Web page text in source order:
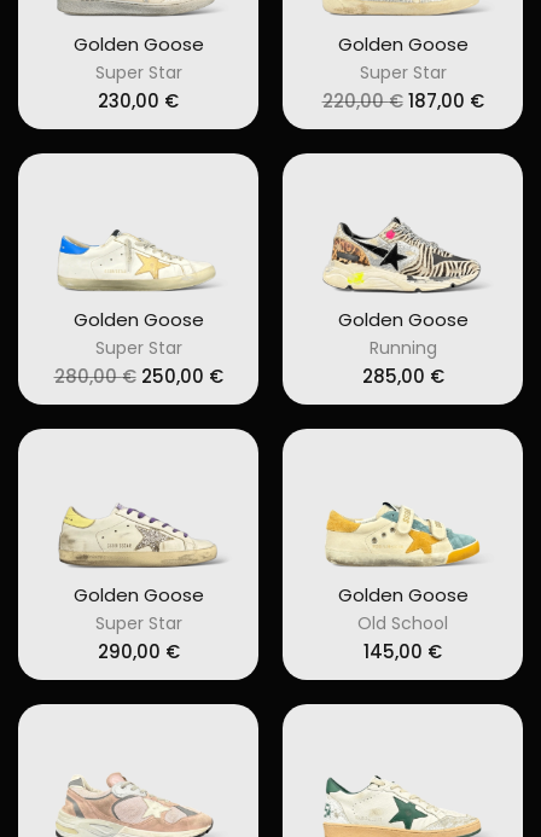
Golden Goose
Super Star
230,00 €
Golden Goose
Super Star
220,00€ Original
price
was:
220,00 €.
187,00 €
price
is:
Golden Goose
Super Star
280,00€ Original
280,00 €.
250,00 €Current
price
250,00 €.
Golden Goose
Running
285,00 €
Golden Goose
Super Star
290,00 €
Golden Goose
Old School
145,00 €